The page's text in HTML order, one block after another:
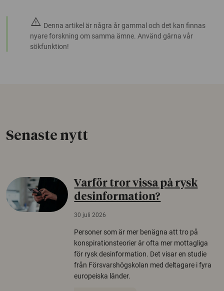
warning Denna artikel är några år gammal och det kan finnas
nyare forskning om samma ämne. Använd gärna vår
sökfunktion!
Senaste nytt
Varför tror vissa på rysk
desinformation?
30 juli 2026
Personer som är mer benägna att tro på
konspirationsteorier är ofta mer mottagliga
för rysk desinformation. Det visar en studie
från Försvarshögskolan med deltagare i fyra
europeiska länder.